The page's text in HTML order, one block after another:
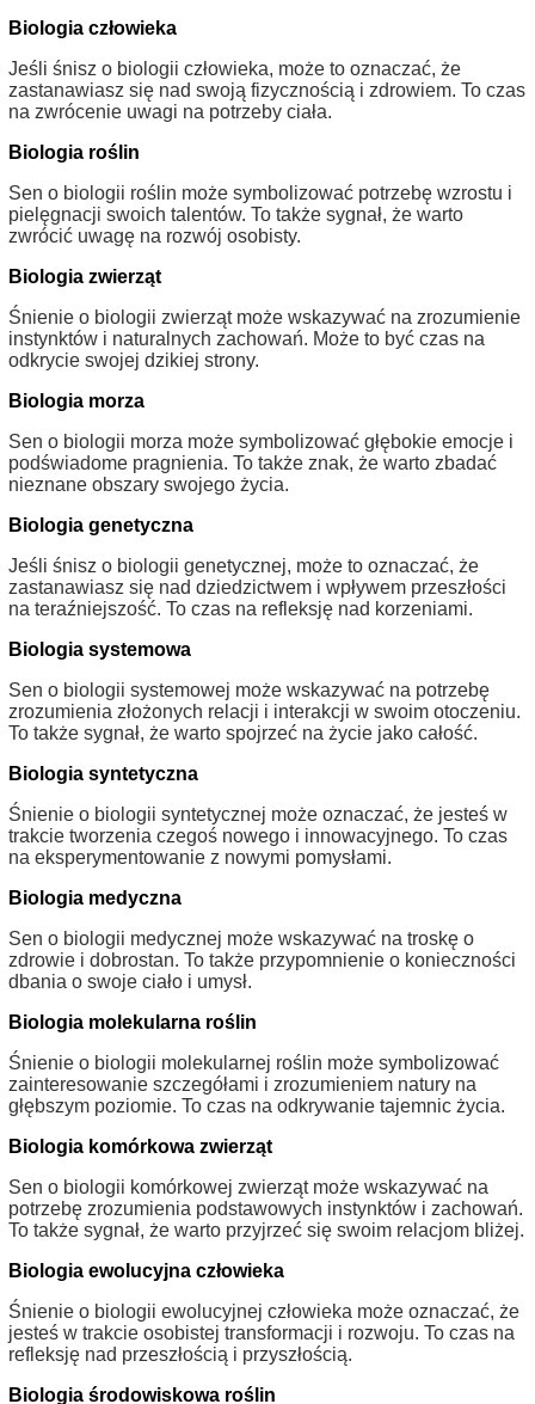
Biologia człowieka
Jeśli śnisz o biologii człowieka, może to oznaczać, że
zastanawiasz się nad swoją fizycznością i zdrowiem. To czas
na zwrócenie uwagi na potrzeby ciała.
Biologia roślin
Sen o biologii roślin może symbolizować potrzebę wzrostu i
pielęgnacji swoich talentów. To także sygnał, że warto
zwrócić uwagę na rozwój osobisty.
Biologia zwierząt
Śnienie o biologii zwierząt może wskazywać na zrozumienie
instynktów i naturalnych zachowań. Może to być czas na
odkrycie swojej dzikiej strony.
Biologia morza
Sen o biologii morza może symbolizować głębokie emocje i
podświadome pragnienia. To także znak, że warto zbadać
nieznane obszary swojego życia.
Biologia genetyczna
Jeśli śnisz o biologii genetycznej, może to oznaczać, że
zastanawiasz się nad dziedzictwem i wpływem przeszłości
na teraźniejszość. To czas na refleksję nad korzeniami.
Biologia systemowa
Sen o biologii systemowej może wskazywać na potrzebę
zrozumienia złożonych relacji i interakcji w swoim otoczeniu.
To także sygnał, że warto spojrzeć na życie jako całość.
Biologia syntetyczna
Śnienie o biologii syntetycznej może oznaczać, że jesteś w
trakcie tworzenia czegoś nowego i innowacyjnego. To czas
na eksperymentowanie z nowymi pomysłami.
Biologia medyczna
Sen o biologii medycznej może wskazywać na troskę o
zdrowie i dobrostan. To także przypomnienie o konieczności
dbania o swoje ciało i umysł.
Biologia molekularna roślin
Śnienie o biologii molekularnej roślin może symbolizować
zainteresowanie szczegółami i zrozumieniem natury na
głębszym poziomie. To czas na odkrywanie tajemnic życia.
Biologia komórkowa zwierząt
Sen o biologii komórkowej zwierząt może wskazywać na
potrzebę zrozumienia podstawowych instynktów i zachowań.
To także sygnał, że warto przyjrzeć się swoim relacjom bliżej.
Biologia ewolucyjna człowieka
Śnienie o biologii ewolucyjnej człowieka może oznaczać, że
jesteś w trakcie osobistej transformacji i rozwoju. To czas na
refleksję nad przeszłością i przyszłością.
Biologia środowiskowa roślin